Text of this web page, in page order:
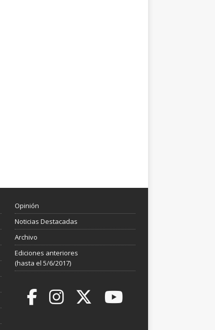
Opinión
Noticias Destacadas
Archivo
Ediciones anteriores
(hasta el 5/6/2017)